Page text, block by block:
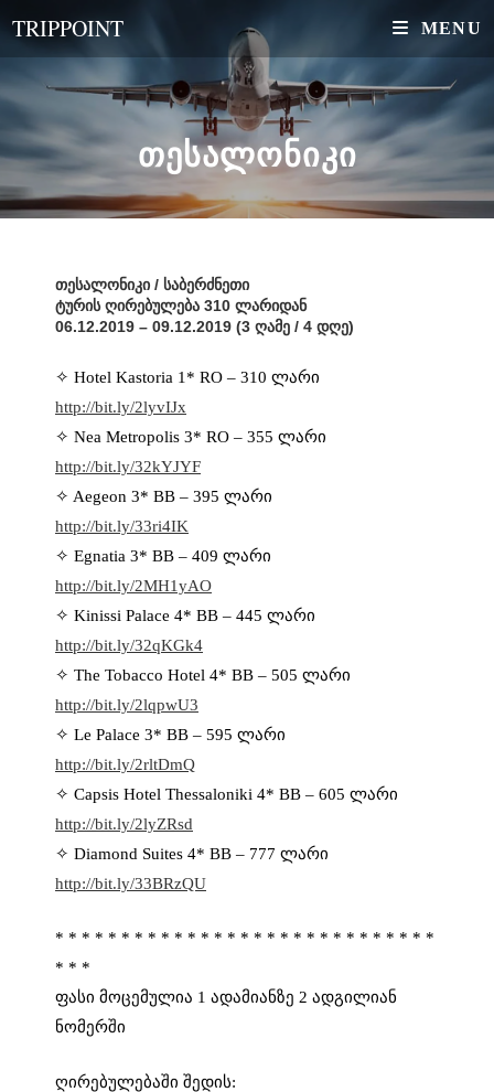
TRIPPOINT MENU
ᲗᲔᲡᲐᲚᲝᲜᲘᲙᲘ
თესალონიკი / საბერძნეთი
ტურის ღირებულება 310 ლარიდან
06.12.2019 – 09.12.2019 (3 ღამე / 4 დღე)
✧ Hotel Kastoria 1* RO – 310 ლარი
http://bit.ly/2lyvIJx
✧ Nea Metropolis 3* RO – 355 ლარი
http://bit.ly/32kYJYF
✧ Aegeon 3* BB – 395 ლარი
http://bit.ly/33ri4IK
✧ Egnatia 3* BB – 409 ლარი
http://bit.ly/2MH1yAO
✧ Kinissi Palace 4* BB – 445 ლარი
http://bit.ly/32qKGk4
✧ The Tobacco Hotel 4* BB – 505 ლარი
http://bit.ly/2lqpwU3
✧ Le Palace 3* BB – 595 ლარი
http://bit.ly/2rltDmQ
✧ Capsis Hotel Thessaloniki 4* BB – 605 ლარი
http://bit.ly/2lyZRsd
✧ Diamond Suites 4* BB – 777 ლარი
http://bit.ly/33BRzQU
* * * * * * * * * * * * * * * * * * * * * * * * * * * * *
* * *
ფასი მოცემულია 1 ადამიანზე 2 ადგილიან
ნომერში
ღირებულებაში შედის: